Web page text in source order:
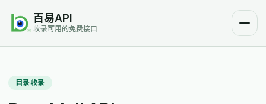
百易API
收录可用的免费接口
目录收录